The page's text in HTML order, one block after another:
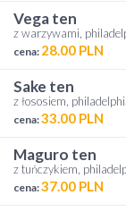
vega ten
z warzywami,
cena: 28.00 PLN
sake ten
z łososiem,
cena:33.00 PLN
maguro ten
z tuńczykiem,
cena:37.00 PLN